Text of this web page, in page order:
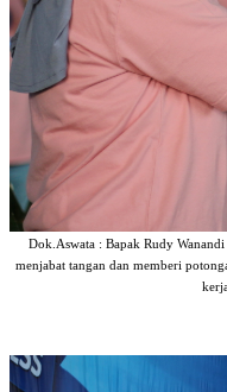
Dok.Aswata : Bapak Rudy
menjabat tangan dan memberi